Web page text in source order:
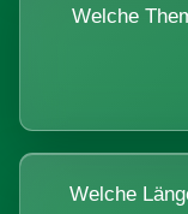
Welche
Welche